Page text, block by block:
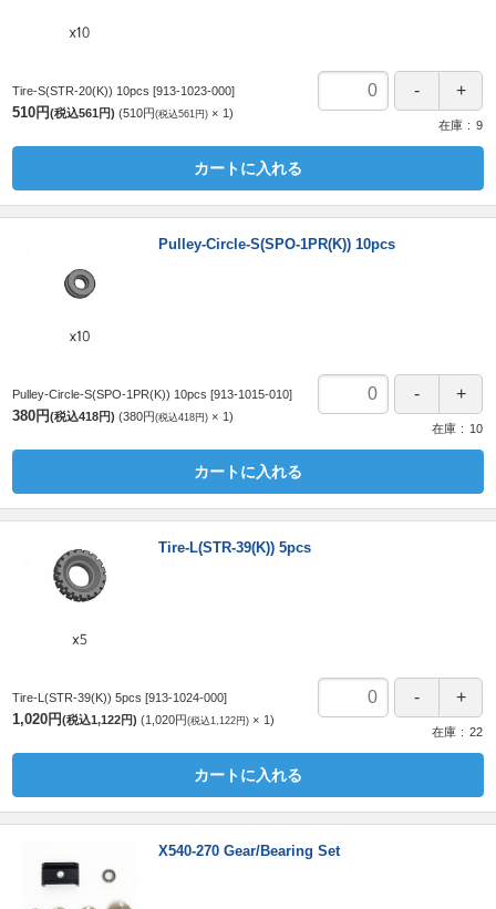
Tire-S(STR-20(K)) 10pcs [913-1023-000]
510円(税込561円) 510円(税込561円)
1
在庫
9
カートに入れる
Pulley-Circle-S(SPO-1PR(K)) 10pcs
Pulley-Circle-S(SPO-1PR(K)) 10pcs [913-1015-010]
380円(税込418円) 380円(税込418円)
1
在庫
10
カートに入れる
Tire-L(STR-39(K)) 5pcs
Tire-L(STR-39(K)) 5pcs [913-1024-000]
1,020円(税込1,122円) 1,020円(税込1,122円)
1
在庫
22
カートに入れる
X540-270 Gear/Bearing Set